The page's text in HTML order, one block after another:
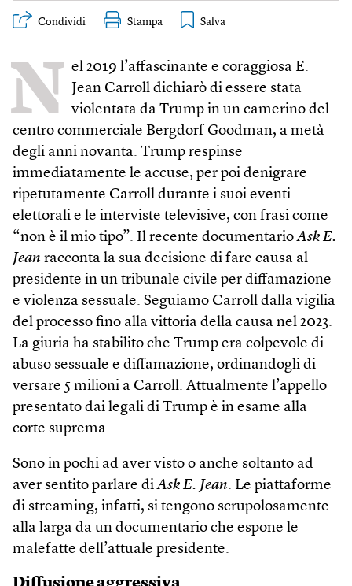
Condividi Stampa
N el 2019 l’affascinante e coraggiosa E.
Jean Carroll dichiarò di essere stata
violentata da Trump in un camerino del
centro commerciale Bergdorf Goodman, a metà
degli anni novanta. Trump respinse
immediatamente le accuse, per poi denigrare
ripetutamente Carroll durante i suoi eventi
elettorali e le interviste televisive, con frasi come
“non è il mio tipo”. Il recente documentarioAsk E.
Jean racconta la sua decisione di fare causa al
presidente in un tribunale civile per diffamazione
e violenza sessuale. Seguiamo Carroll dalla vigilia
del processo fino alla vittoria della causa nel 2023.
La giuria ha stabilito che Trump era colpevole di
abuso sessuale e diffamazione, ordinandogli di
versare 5 milioni a Carroll. Attualmente l’appello
presentato dai legali di Trump è in esame alla
corte suprema.
Sono in pochi ad aver visto o anche soltanto ad
aver sentito parlare diAsk E. Jean. Le piattaforme
di streaming, infatti, si tengono scrupolosamente
alla larga da un documentario che espone le
malefatte dell’attuale presidente.